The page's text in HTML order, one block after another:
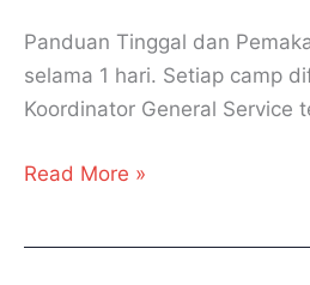
Panduan Tinggal dan
selama 1 hari. Setiap camp
Koordinator General Service
Read More »